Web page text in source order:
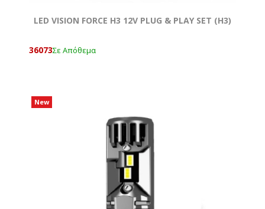
LED VISION FORCE H3 12V PLUG & PLAY SET (Η3)
36073Σε Απόθεμα
New